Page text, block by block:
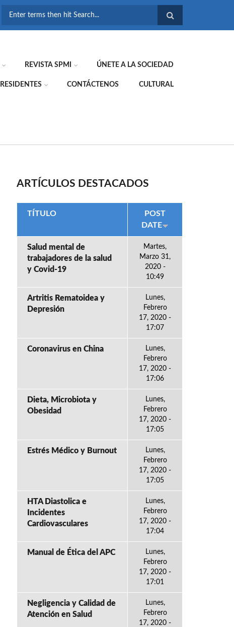
REVISTA SPMI ÚNETE A LA SOCIEDAD
RESIDENTES CONTÁCTENOS CULTURAL
ARTÍCULOS DESTACADOS
TÍTULO
POST
DATE
Salud mental de
trabajadores de la salud
y Covid-19
Martes,
Marzo 31,
2020 -
10:49
Artritis Rematoidea y
Depresión
Lunes,
Febrero
17, 2020 -
17:07
Coronavirus en China
Lunes,
Febrero
17, 2020 -
17:06
Dieta, Microbiota y
Obesidad
Lunes,
Febrero
17, 2020 -
17:05
Estrés Médico y Burnout
Lunes,
Febrero
17, 2020 -
17:05
HTA Diastolica e
Incidentes
Cardiovasculares
Lunes,
Febrero
17, 2020 -
17:04
Manual de Ética del APC
Lunes,
Febrero
17, 2020 -
17:01
Negligencia y Calidad de
Atención en Salud
Lunes,
Febrero
17, 2020 -